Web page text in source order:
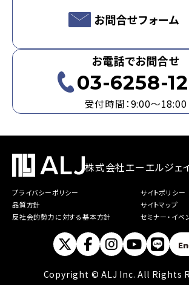
お問合せフォーム
お電話でお問合せ
03-6258-
受付時間：9:00～18:00
株式会社エーエルジェ
プライバシーポリシー
品質方針
反社会的勢力に対する基本方針
サイトポリシー
サイトマップ
セミナー・イベ
Copyright © ALJ Inc. All Rights